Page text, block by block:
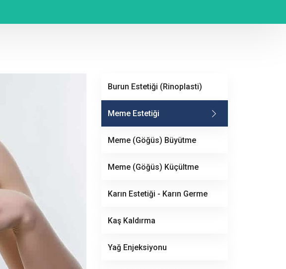
Burun Estetiği (Rinoplasti)
Meme Estetiği
Meme (Göğüs) Büyütme
Meme (Göğüs) Küçültme
Karın Estetiği - Karın Germe
Kaş Kaldırma
Yağ Enjeksiyonu